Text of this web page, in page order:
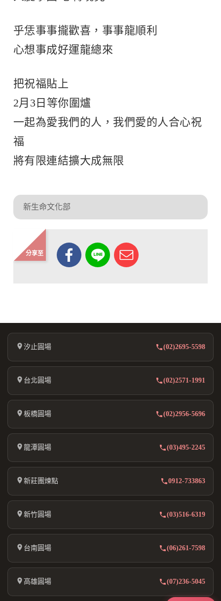
乎恁事事攏歡喜，事事龍順利
心想事成好運龍總來
把祝福貼上
2月3日等你圍爐
一起為愛我們的人，我們愛的人合心祝
福
將有限連結擴大成無限
新生命文化部
分享至
汐止圓場 (02)2695-5598
台北圓場 (02)2571-1991
板橋圓場 (02)2956-5696
龍潭圓場 (03)495-2245
新莊團煉點 0912-733863
新竹圓場 (03)516-6319
台南圓場 (06)261-7598
高雄圓場 (07)236-5045